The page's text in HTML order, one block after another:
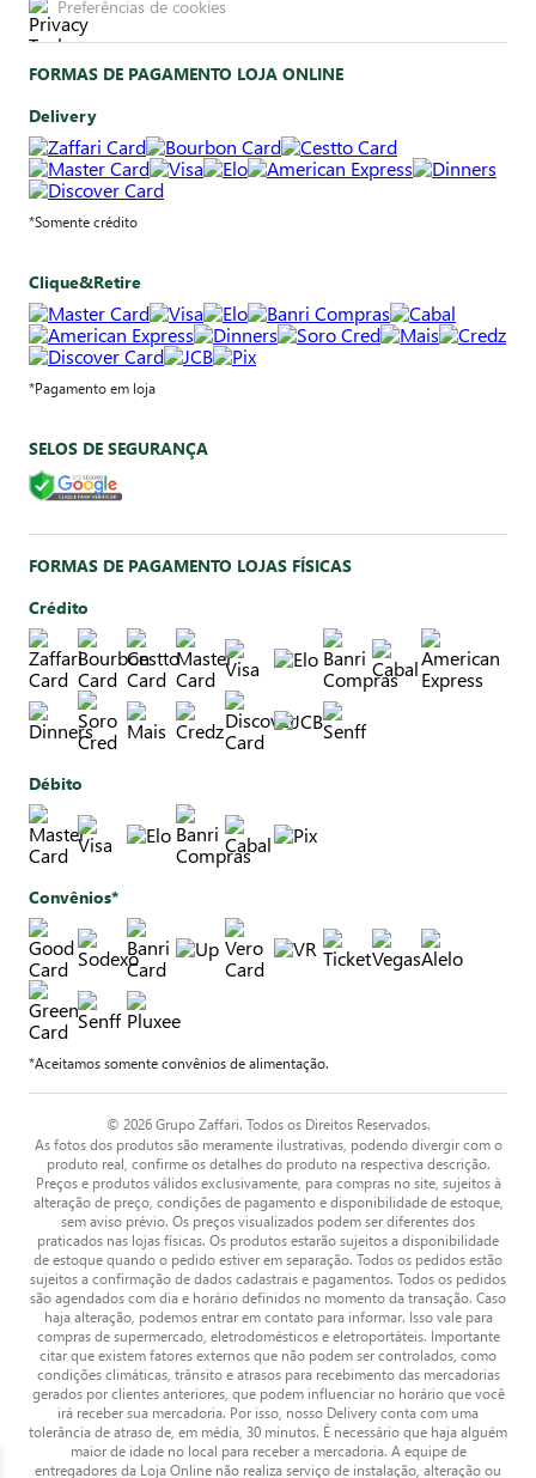
Preferências de cookies
FORMAS DE PAGAMENTO LOJA ONLINE
Delivery
*Somente crédito
Clique&Retire
*Pagamento em loja
SELOS DE SEGURANÇA
FORMAS DE PAGAMENTO LOJAS FÍSICAS
Crédito
Débito
Convênios*
*Aceitamos somente convênios de alimentação.
© 2026 Grupo Zaffari. Todos os Direitos Reservados.
As fotos dos produtos são meramente ilustrativas, podendo divergir com o
produto real, confirme os detalhes do produto na respectiva descrição.
Preços e produtos válidos exclusivamente, para compras no site, sujeitos à
alteração de preço, condições de pagamento e disponibilidade de estoque,
sem aviso prévio. Os preços visualizados podem ser diferentes dos
praticados nas lojas físicas. Os produtos estarão sujeitos a disponibilidade
de estoque quando o pedido estiver em separação. Todos os pedidos estão
sujeitos a confirmação de dados cadastrais e pagamentos. Todos os pedidos
são agendados com dia e horário definidos no momento da transação. Caso
haja alteração, podemos entrar em contato para informar. Isso vale para
compras de supermercado, eletrodomésticos e eletroportáteis. Importante
citar que existem fatores externos que não podem ser controlados, como
condições climáticas, trânsito e atrasos para recebimento das mercadorias
gerados por clientes anteriores, que podem influenciar no horário que você
irá receber sua mercadoria. Por isso, nosso Delivery conta com uma
tolerância de atraso de, em média, 30 minutos. É necessário que haja alguém
maior de idade no local para receber a mercadoria. A equipe de
entregadores da Loja Online não realiza serviço de instalação, alteração ou